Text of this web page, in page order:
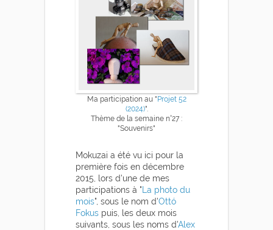
Ma participation au " Projet 52
(2024)".
Thème de la semaine n°27 :
"Souvenirs"
Mokuzai a été vu ici pour la
première fois en décembre
2015, lors d'une de mes
participations à " La photo du
mois", sous le nom d'Ottó
Fokus puis, les deux mois
suivants, sous les noms d'Alex